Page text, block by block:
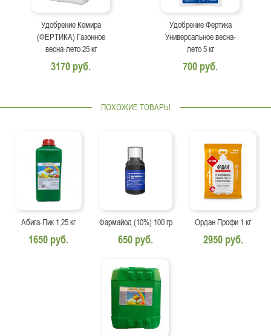
Удобрение Кемира
(ФЕРТИКА) Газонное
весна-лето 25 кг
3170 руб.
Удобрение Фертика
Универсальное весна-
лето 5 кг
700 руб.
ПОХОЖИЕ ТОВАРЫ
Абига-Пик 1,25 кг
1650 руб.
Фармайод (10%) 100 гр
650 руб.
Ордан Профи 1 кг
2950 руб.